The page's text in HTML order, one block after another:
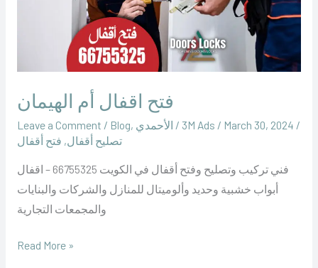
فتح اقفال أم الهيمان
Leave a Comment / Blog, الأحمدي / / March 30, 2024 /
تصليح أقفال, فتح أقفال
فني تركيب وتصليح وفتح أقفال في الكويت 66755325 – اقفال
أبواب خشبية وحديد وألوميتال للمنازل والشركات والبنايات
والمجمعات التجارية
Read More »